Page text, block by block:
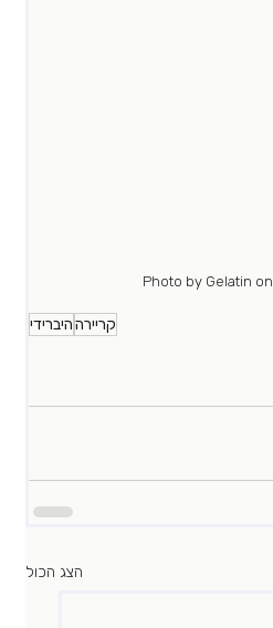
Photo by Gelatin on
קריירההיברידי
הצג הכול